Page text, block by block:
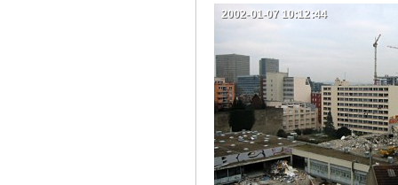
2002-01-07 10:12:44